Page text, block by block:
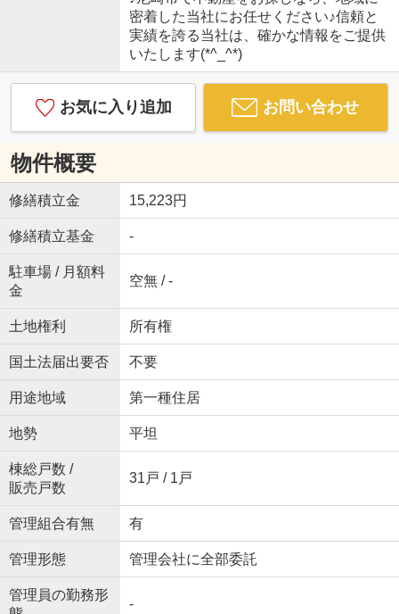
密着した当社にお任せください♪信頼と
実績を誇る当社は、確かな情報をご提供
いたします(*^_^*)
お気に入り追加 お問い合わせ
物件概要
修繕積立金 15,223円
修繕積立基金 -
駐車場 / 月額料
金
空無 / -
土地権利 所有権
国土法届出要否 不要
用途地域 第一種住居
地勢 平坦
棟総戸数 /
販売戸数
31戸 / 1戸
管理組合有無 有
管理形態 管理会社に全部委託
管理員の勤務形
-